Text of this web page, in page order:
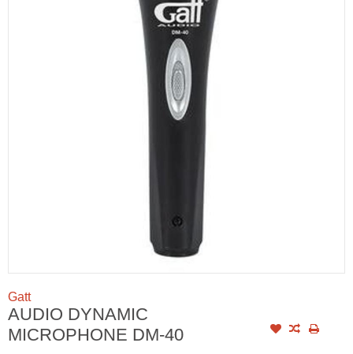
Gatt
AUDIO DYNAMIC
MICROPHONE DM-40